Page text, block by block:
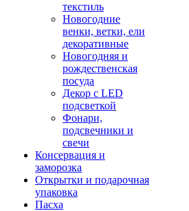
текстиль
Новогодние
венки, ветки, ели
декоративные
Новогодняя и
рождественская
посуда
Декор с LED
подсветкой
Фонари,
подсвечники и
свечи
Консервация и
заморозка
Открытки и подарочная
упаковка
Пасха